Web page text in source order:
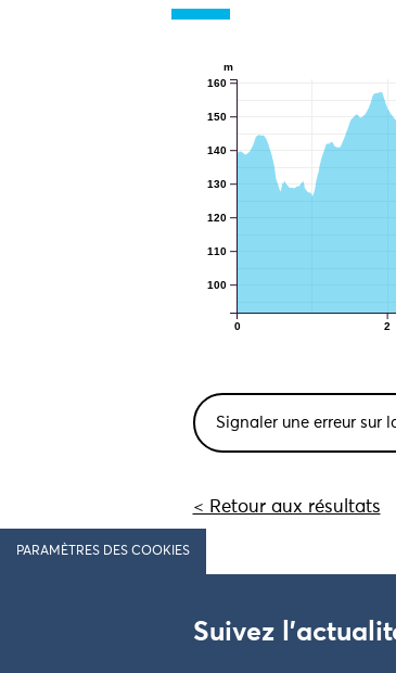
0 2
100
110
120
130
140
150
160
m
Signaler une erreur sur
< Retour aux résultats
PARAMÈTRES DES COOKIES
Suivez